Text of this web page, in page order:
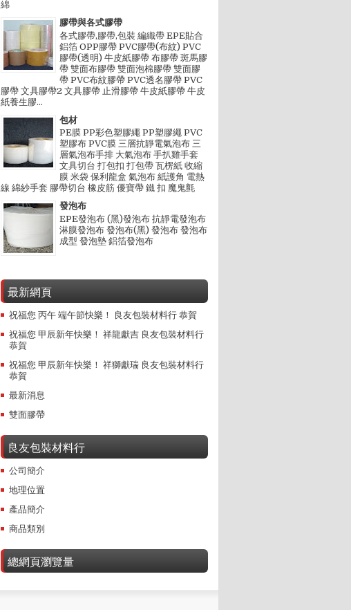
綿
膠帶與各式膠帶
各式膠帶,膠帶,包裝 編織帶 EPE貼合
鋁箔 OPP膠帶 PVC膠帶(布紋) PVC
膠帶(透明) 牛皮紙膠帶 布膠帶 斑馬膠
帶 雙面布膠帶 雙面泡棉膠帶 雙面膠
帶 PVC布紋膠帶 PVC透名膠帶 PVC
膠帶 文具膠帶2 文具膠帶 止滑膠帶 牛皮紙膠帶 牛皮
紙養生膠...
包材
PE膜 PP彩色塑膠繩 PP塑膠繩 PVC
塑膠布 PVC膜 三層抗靜電氣泡布 三
層氣泡布手排 大氣泡布 手扒雞手套
文具切台 打包扣 打包帶 瓦楞紙 收縮
膜 米袋 保利龍盒 氣泡布 紙護角 電熱
線 綿紗手套 膠帶切台 橡皮筋 優寶帶 鐵 扣 魔鬼氈
發泡布
EPE發泡布 (黑)發泡布 抗靜電發泡布
淋膜發泡布 發泡布(黑) 發泡布 發泡布
成型 發泡墊 鋁箔發泡布
最新網頁
祝福您 丙午 端午節快樂！ 良友包裝材料行 恭賀
祝福您 甲辰新年快樂！ 祥龍獻吉 良友包裝材料行
恭賀
祝福您 甲辰新年快樂！ 祥獅獻瑞 良友包裝材料行
恭賀
最新消息
雙面膠帶
良友包裝材料行
公司簡介
地理位置
產品簡介
商品類別
總網頁瀏覽量